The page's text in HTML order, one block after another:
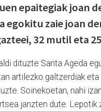
epaitegiak joan
egokitu zaie joan
32 mutil eta
dituzte Santa Ageda
artilezko galtzerdiak
Soinekoetan, nahi
janzten dute.